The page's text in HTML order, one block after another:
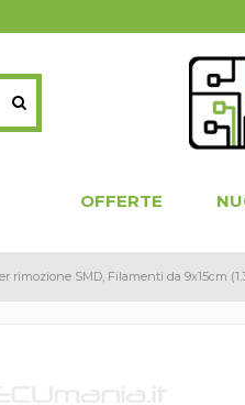
OFFERTE
rimozione SMD, Filamenti da 9x15cm